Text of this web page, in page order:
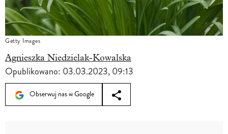
Getty Images
Agnieszka Niedzielak-Kowalska
Opublikowano: 03.03.2023, 09:13
Obserwuj nas w Google